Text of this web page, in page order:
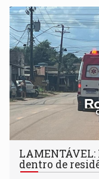
territoriais e sociais
dentro de